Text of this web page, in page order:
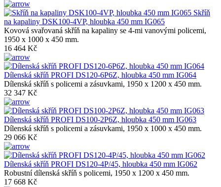
Skříň
na kapaliny DSK100-4VP, hloubka 450 mm IG065
Kovová svařovaná skříň na kapaliny se 4-mi vanovými policemi,
1950 x 1000 x 450 mm.
16 464 Kč
Dílenská skříň PROFI DS120-6P6Z, hloubka 450 mm IG064
Dílenská skříň s policemi a zásuvkami, 1950 x 1200 x 450 mm.
32 347 Kč
Dílenská skříň PROFI DS100-2P6Z, hloubka 450 mm IG063
Dílenská skříň s policemi a zásuvkami, 1950 x 1000 x 450 mm.
29 066 Kč
Dílenská skříň PROFI DS120-4P/45, hloubka 450 mm IG062
Robustní dílenská skříň s policemi, 1950 x 1200 x 450 mm.
17 668 Kč